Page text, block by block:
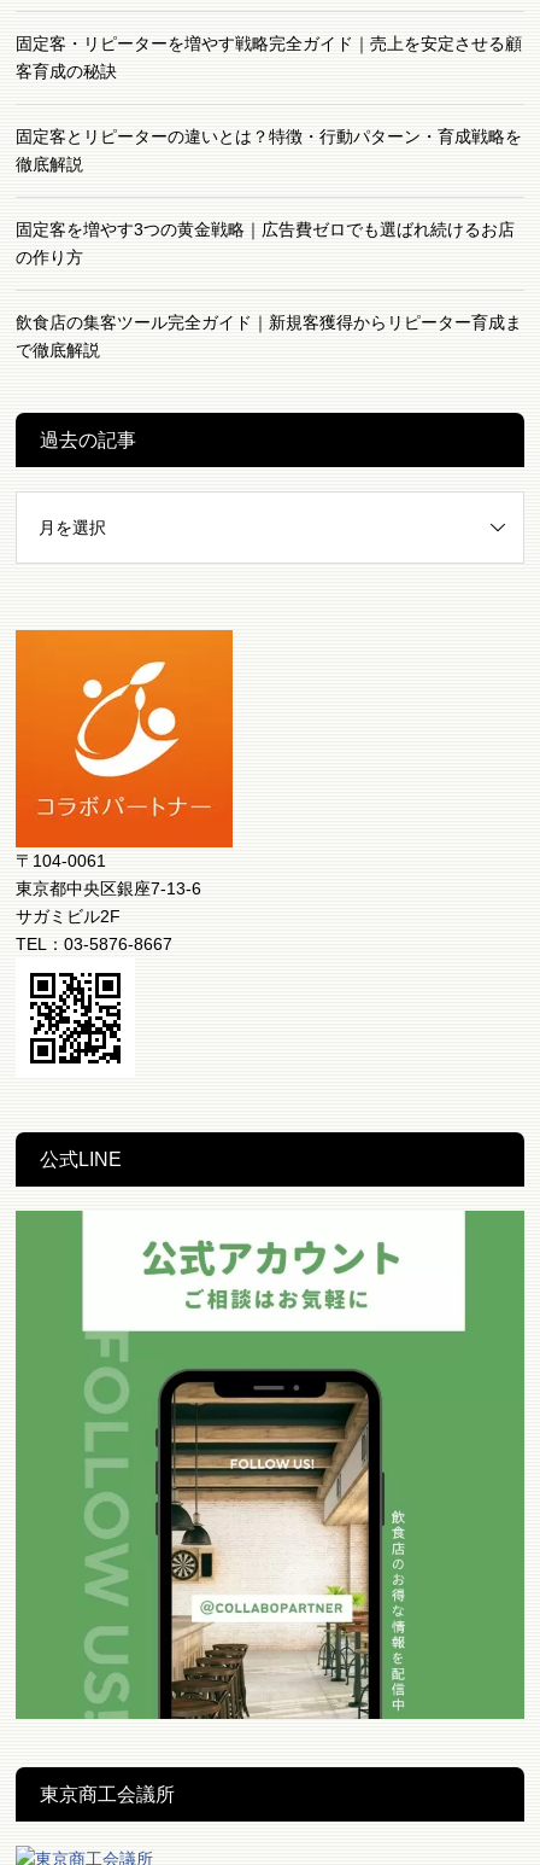
固定客・リピーターを増やす戦略完全ガイド｜売上を安定させる顧
客育成の秘訣
固定客とリピーターの違いとは？特徴・行動パターン・育成戦略を
徹底解説
固定客を増やす3つの黄金戦略｜広告費ゼロでも選ばれ続けるお店
の作り方
飲食店の集客ツール完全ガイド｜新規客獲得からリピーター育成ま
で徹底解説
過去の記事
〒104-0061
東京都中央区銀座7-13-6
サガミビル2F
TEL：03-5876-8667
公式LINE
東京商工会議所